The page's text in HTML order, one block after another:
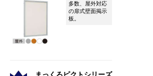
多数、屋外対応
の扉式壁面掲示
板。